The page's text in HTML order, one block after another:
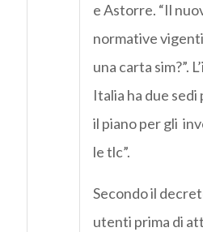
e Astorre. “Il
normative
una carta sim?”.
Italia ha due
il piano per gli
le tlc”.
Secondo il
utenti prima di